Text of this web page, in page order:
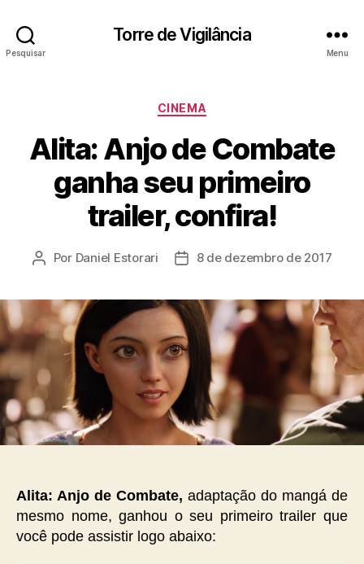
Pesquisar
Torre de Vigilância
Menu
Categorias
CINEMA
Alita: Anjo de Combate
ganha seu primeiro
trailer, confira!
Autor
Por Daniel Estorari
Data8 de dezembro de 2017
Alita: Anjo de Combate, adaptação do mangá de
mesmo nome, ganhou o seu primeiro trailer que
você pode assistir logo abaixo: